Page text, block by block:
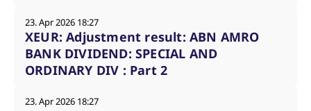
23. Apr 2026 18:27
XEUR: Adjustment result: ABN AMRO
BANK DIVIDEND: SPECIAL AND
ORDINARY DIV : Part 2
23. Apr 2026 18:27